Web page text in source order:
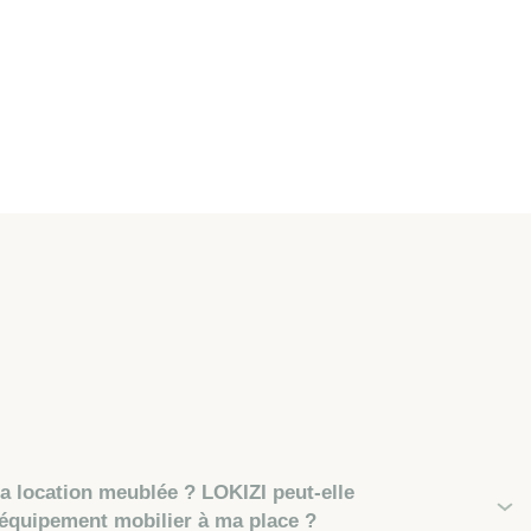
location meublée ? LOKIZI peut-elle
mobilier à ma place ?